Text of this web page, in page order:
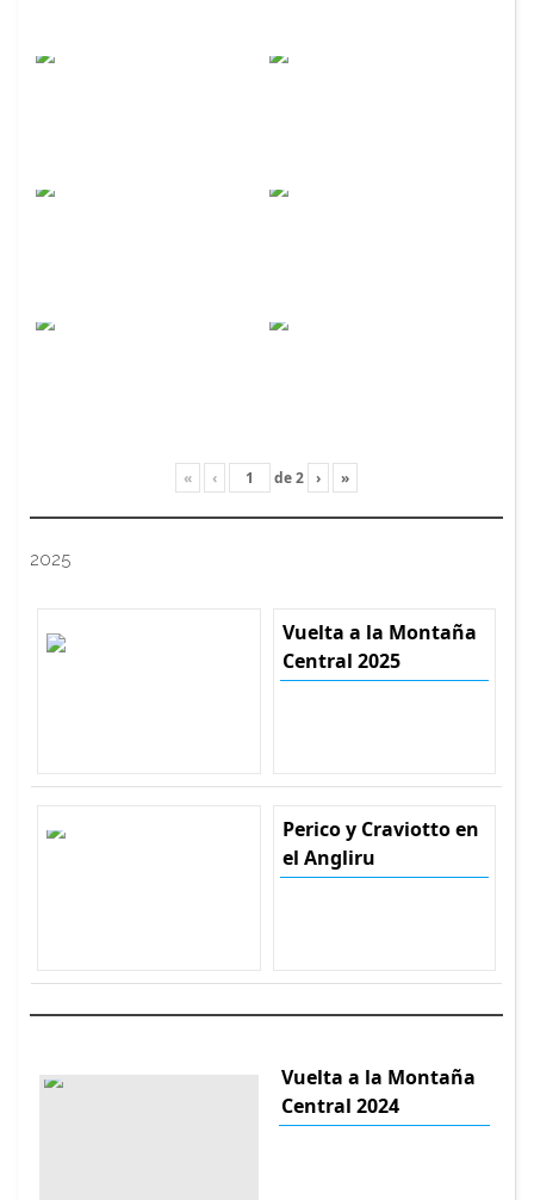
« ‹ de2 › »
2025
Vuelta a la Montaña
Central 2025
Perico y Craviotto en
el Angliru
Vuelta a la Montaña
Central 2024